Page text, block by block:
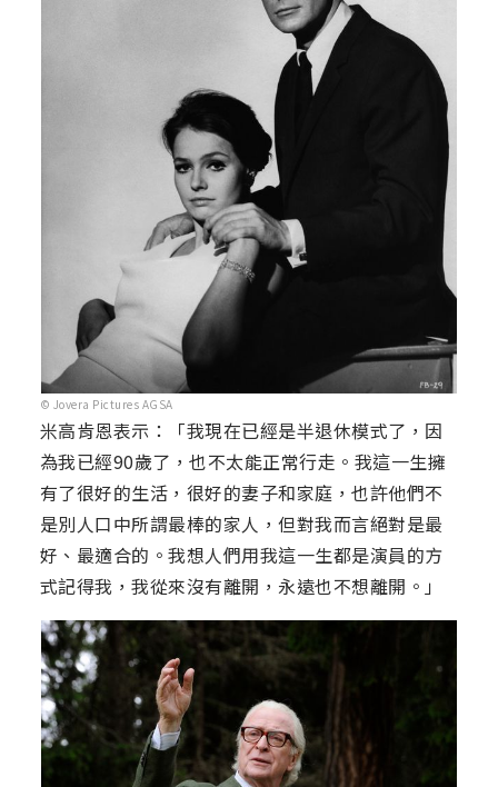
© Jovera Pictures AGSA
米高肯恩表示：「我現在已經是半退休模式了，因
為我已經90歲了，也不太能正常行走。我這一生擁
有了很好的生活，很好的妻子和家庭，也許他們不
是別人口中所謂最棒的家人，但對我而言絕對是最
好、最適合的。我想人們用我這一生都是演員的方
式記得我，我從來沒有離開，永遠也不想離開。」